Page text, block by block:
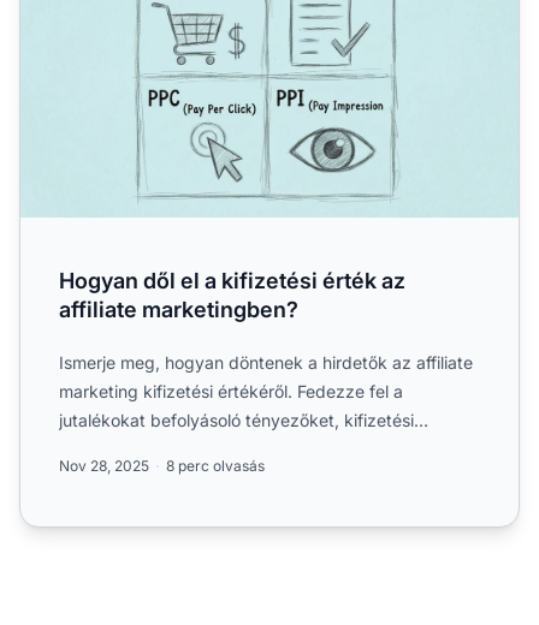
Hogyan dől el a kifizetési érték az
affiliate marketingben?
Ismerje meg, hogyan döntenek a hirdetők az affiliate
marketing kifizetési értékéről. Fedezze fel a
jutalékokat befolyásoló tényezőket, kifizetési
Nov 28, 2025 8 perc olvasás